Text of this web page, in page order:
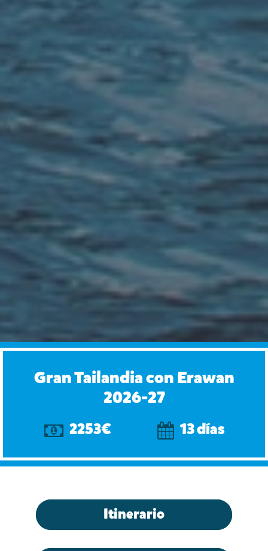
Gran Tailandia con Erawan
2026-27
2253€ 13 días
Itinerario